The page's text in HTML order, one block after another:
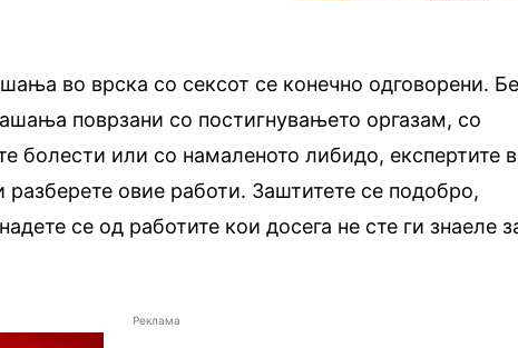
во врска со сексот се конечно одговорени.
поврзани со постигнувањето оргазам, со
болести или со намаленото либидо, експертите
разберете овие работи. Заштитете се подобро,
се од работите кои досега не сте ги знаеле
Реклама